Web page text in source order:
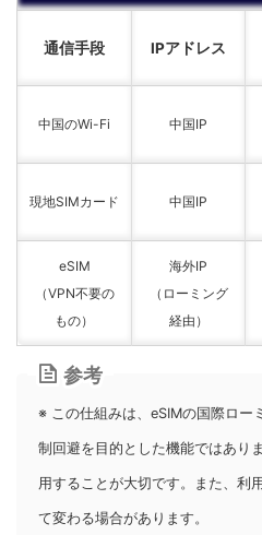
通信手段 IPアドレス
中国のWi-Fi 中国IP
現地SIMカード 中国IP
eSIM
（VPN不要の
もの）
海外IP
（ローミング
経由）
参考
※ この仕組みは、eSIMの国際ロー
制回避を目的とした機能ではあり
用することが大切です。また、利
て変わる場合があります。